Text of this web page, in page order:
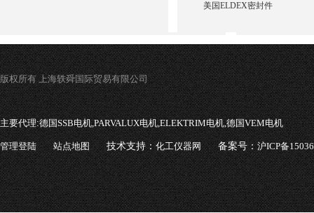
美国ELDEX密封件
版权所有 上海轶舜国际贸易有限公司
主要代理:德国SSB电机,PARVALUX电机,ELEKTRIM电机,德国VEM电机
管理登陆 站点地图 技术支持：化工仪器网 备案号：沪ICP备